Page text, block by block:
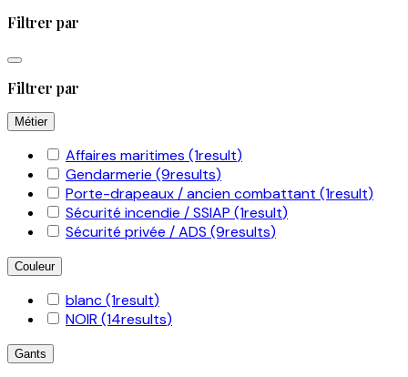
Filtrer par
Filtrer par
Métier
Affaires maritimes (1result)
Gendarmerie (9results)
Porte-drapeaux / ancien combattant (1result)
Sécurité incendie / SSIAP (1result)
Sécurité privée / ADS (9results)
Couleur
blanc(1result)
NOIR (14results)
Gants